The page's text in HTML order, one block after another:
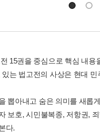
15권을 중심으로 핵심 내
는 법고전의 사상은 현대
뽑아내고 숨은 의미를 새롭
보호, 시민불복종, 저항권,
다.